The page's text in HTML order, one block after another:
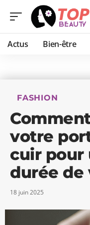
Actus Bien-être
FASHION
votre
cuir pour
durée de
18 juin 2025